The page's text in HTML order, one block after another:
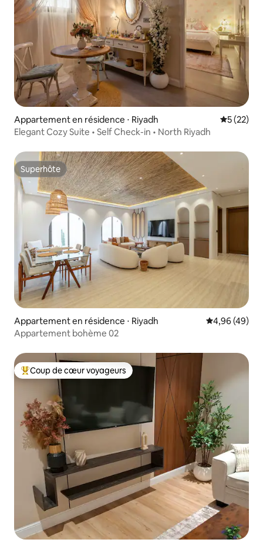
Appartement en résidence ⋅ Riyadh
5 (22)
Elegant Cozy Suite • Self Check-in • North Riyadh
Superhôte
Superhôte
Appartement en résidence ⋅ Riyadh Évaluation
4,96 (49)
Appartement bohème 02
Coups de cœur voyageurs les plus appréciés
Coup de cœur voyageurs